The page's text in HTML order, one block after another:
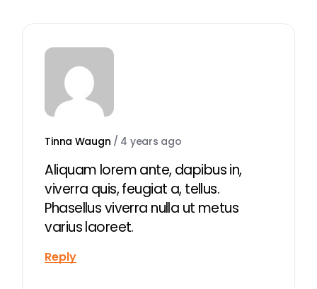
Tinna Waugn / 4 years ago
Aliquam lorem ante, dapibus in,
viverra quis, feugiat a, tellus.
Phasellus viverra nulla ut metus
varius laoreet.
Reply